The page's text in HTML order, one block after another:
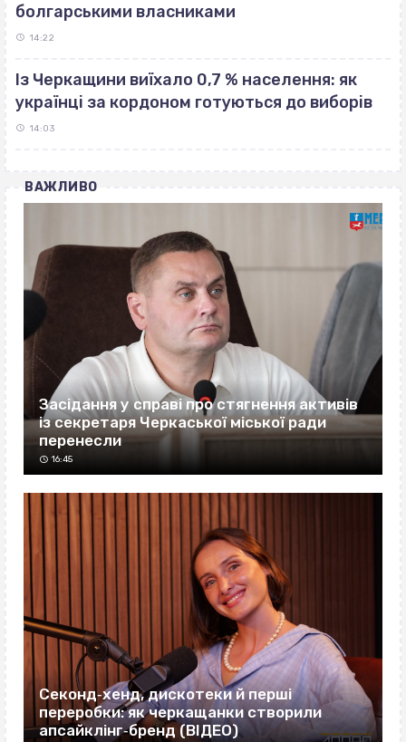
болгарськими власниками
14:22
Із Черкащини виїхало 0,7 % населення: як
українці за кордоном готуються до виборів
14:03
ВАЖЛИВО
Засідання у справі про стягнення активів
із секретаря Черкаської міської ради
перенесли
16:45
Секонд‐хенд, дискотеки й перші
переробки: як черкащанки створили
апсайклінг‐бренд (ВІДЕО)